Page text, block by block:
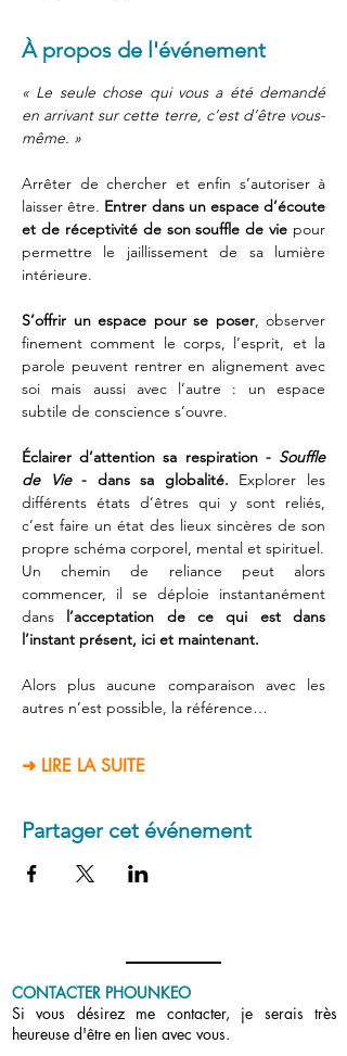
À propos de l'événement
« Le seule chose qui vous a été demandé
en arrivant sur cette terre, c’est d’être vous-
même. »
Arrêter de chercher et enfin s’autoriser à
laisser être. Entrer dans un espace d’écoute
et de réceptivité de son souffle de vie pour
permettre le jaillissement de sa lumière
intérieure.
S’offrir un espace pour se poser, observer
finement comment le corps, l’esprit, et la
parole peuvent rentrer en alignement avec
soi mais aussi avec l’autre : un espace
subtile de conscience s’ouvre.
Éclairer d’attention sa respiration - Souffle
de Vie - dans sa globalité. Explorer les
différents états d’êtres qui y sont reliés,
c’est faire un état des lieux sincères de son
propre schéma corporel, mental et spirituel.
Un chemin de reliance peut alors
commencer, il se déploie instantanément
dans l’acceptation de ce qui est dans
l’instant présent, ici et maintenant.
Alors plus aucune comparaison avec les
autres n’est possible, la référence…
➜ LIRE LA SUITE
Partager cet événement
CONTACTER PHOUNKEO
Si vous désirez me contacter, je serais très
heureuse d'être en lien avec vous.